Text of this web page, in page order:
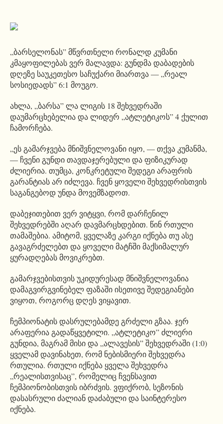
„ბარსელონას” მწვრთნელი რონალდ კუმანი
კმაყოფილებას ვერ მალავდა: გუნდმა დაბადების
დღეზე საუკეთესო საჩუქარი მიართვა — „რეალ
სოსიედადს” 6:1 მოუგო.
ახლა, „ბარსა” ლა ლიგის 18 შეხვედრაში
დაუმარცხებელია და ლიდერ „ატლეტიკოს” 4 ქულით
ჩამორჩება.
„ეს გამარჯვება მნიშვნელოვანი იყო, — თქვა კუმანმა,
— ჩვენი გუნდი თავდაჯერებული და ფიზიკურად
ძლიერია. თუმცა, კონკრეტული შედეგი არაფრის
გარანტიას არ იძლევა. ჩვენ ყოველი შეხვედრისთვის
საგანგებოდ უნდა მოვემზადოთ.
დაბეჯითებით ვერ ვიტყვი, რომ დარჩენილ
შეხვედრებში აღარ დავმარცხდებით. წინ რთული
თამაშებია. ამიტომ, ყველაზე კარგი იქნება თუ ასე
გავაგრძელებთ და ყოველი მატჩში მაქსიმალურ
ყურადღებას მოვიკრებთ.
გამარჯვებისთვის უკიდურესად მნიშვნელოვანია
დამაგვირგვინებელ ფაზაში ისეთივე შედეგიანები
ვიყოთ, როგორც დღეს ვიყავით.
ჩემპიონატის დასრულებამდე გრძელი გზაა. ჯერ
არაფერია გადაწყვეტილი. „ატლეტიკო” ძლიერი
გუნდია, მაგრამ მისი და „ალავესის” შეხვედრაში (1:0)
ყველამ დავინახეთ, რომ ნებისმიერი შეხვედრა
რთულია. რთული იქნება ყველა შეხვედრა
„რეალისთვისაც”, რომელიც ჩვენსავით
ჩემპიონობისთვის იბრძვის. ვფიქრობ, სეზონის
დასასრული ძალიან დაძაბული და საინტერესო
იქნება.